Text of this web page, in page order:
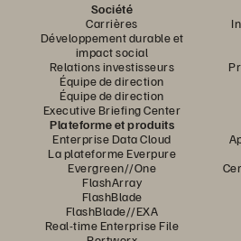
Société
Carrières
Développement durable et
impact social
Relations investisseurs
Équipe de direction
Équipe de direction
Executive Briefing Center
Plateforme et produits
Enterprise Data Cloud
La plateforme Everpure
Evergreen//One
FlashArray
FlashBlade
FlashBlade//EXA
Real-time Enterprise File